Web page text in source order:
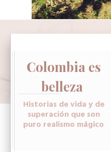
Colombia es
belleza
Historias de vida y de
superación que son
puro realismo mágico